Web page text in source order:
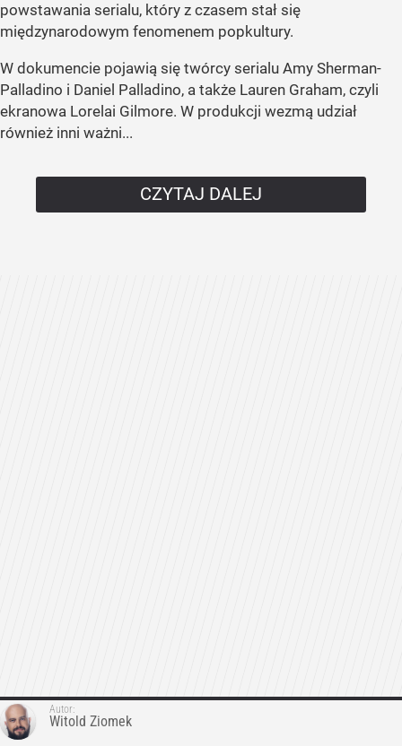
powstawania serialu, który z czasem stał się
międzynarodowym fenomenem popkultury.
W dokumencie pojawią się twórcy serialu Amy Sherman-
Palladino i Daniel Palladino, a także Lauren Graham, czyli
ekranowa Lorelai Gilmore. W produkcji wezmą udział
również inni ważni...
CZYTAJ DALEJ
Autor:
Witold Ziomek